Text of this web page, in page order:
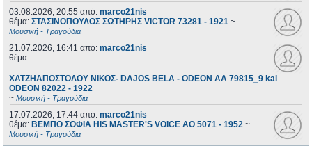
03.08.2026, 20:55 από: marco21nis
θέμα: ΣΤΑΣΙΝΟΠΟΥΛΟΣ ΣΩΤΗΡΗΣ VICTOR 73281 - 1921 ~
Μουσική - Τραγούδια
21.07.2026, 16:41 από: marco21nis
θέμα:
ΧΑΤΖΗΑΠΟΣΤΟΛΟΥ ΝΙΚΟΣ- DAJOS BELA - ODEON AA 79815_9 kai
ODEON 82022 - 1922
~ Μουσική - Τραγούδια
17.07.2026, 17:44 από: marco21nis
θέμα: ΒΕΜΠΟ ΣΟΦΙΑ HIS MASTER'S VOICE AO 5071 - 1952 ~
Μουσική - Τραγούδια